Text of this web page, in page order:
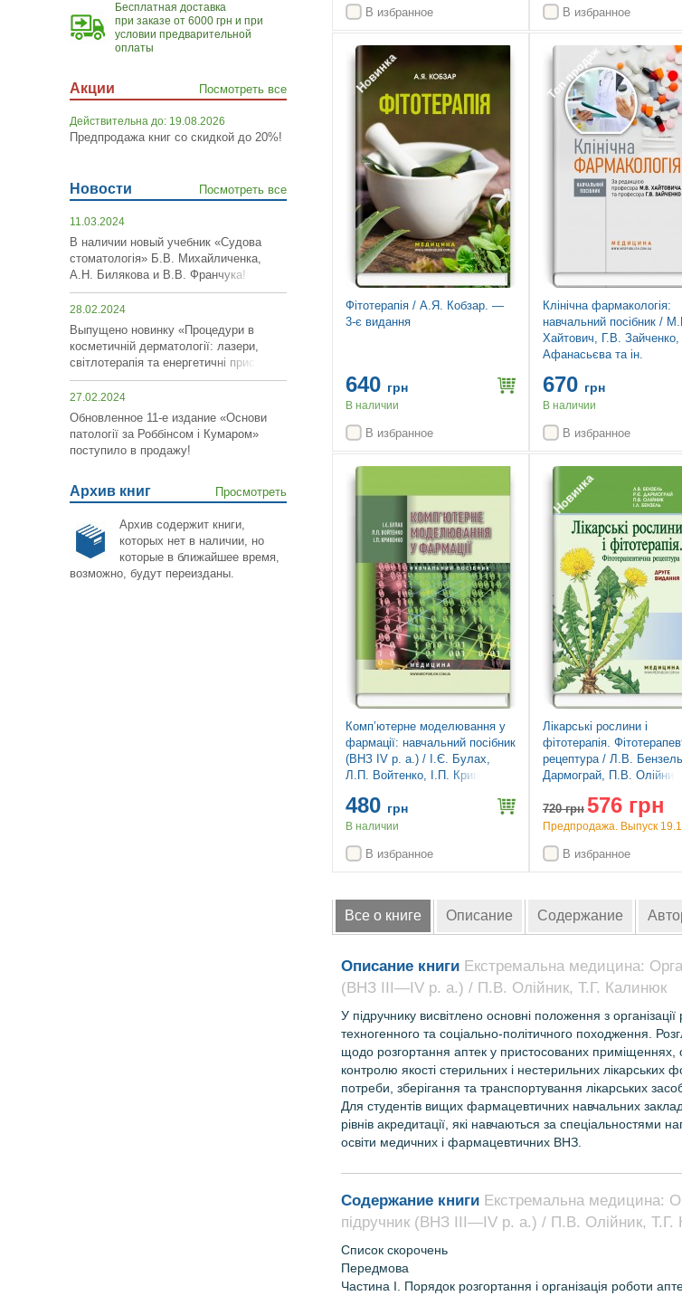
В избранное В избранное
Новинка
Фітотерапія / А.Я. Кобзар. —
3-є видання
640 грн
В наличии
В избранное
Топ продаж
Клінічна фармакологія:
навчальний посібник /
Хайтович, Г.В. Зайченко,
Афанасьєва та ін.
670 грн
В наличии
В избранное
Комп’ютерне моделювання у
фармації: навчальний посібник
(ВНЗ IV р. а.) / І.Є. Булах,
Л.П. Войтенко, І.П. Кривенко.
480 грн
В наличии
В избранное
Новинка
Лікарські рослини і
фітотерапія.
рецептура / Л.В.
Дармограй, П.В. Олійник,
720грн 576 грн
Предпродажа. Выпуск
В избранное
Все о книге Описание Содержание
Описание книги Екстремальна медицина:
(ВНЗ ІІІ—ІV р. а.) / П.В. Олійник, Т.Г. Калинюк
У підручнику висвітлено основні положення з
техногенного та соціально-політичного походження.
щодо розгортання аптек у пристосованих приміщеннях,
контролю якості стерильних і нестерильних лікарських
потреби, зберігання та транспортування лікарських
Для студентів вищих фармацевтичних навчальних
рівнів акредитації, які навчаються за спеціальностями
освіти медичних і фармацевтичних ВНЗ.
Содержание книги Екстремальна медицина:
підручник (ВНЗ ІІІ—ІV р. а.) / П.В. Олійник, Т.Г.
Список скорочень
Передмова
Частина І. Порядок розгортання і організація роботи
Бесплатная доставка
при заказе от 6000 грн и при
условии предварительной
оплаты
Акции Посмотреть все
Действительна до: 19.08.2026
Предпродажа книг со скидкой до 20%!
Новости Посмотреть все
11.03.2024
В наличии новый учебник «Судова
стоматологія» Б.В. Михайличенка,
А.Н. Билякова и В.В. Франчука!
28.02.2024
Выпущено новинку «Процедури в
косметичній дерматології: лазери,
світлотерапія та енергетичні пристрої»!
27.02.2024
Обновленное 11-е издание «Основи
патології за Роббінсом і Кумаром»
поступило в продажу!
Архив книг Просмотреть
Архив содержит книги,
которых нет в наличии, но
которые в ближайшее время,
возможно, будут переизданы.